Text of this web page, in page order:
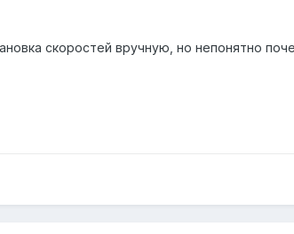
скоростей вручную, но непонятно